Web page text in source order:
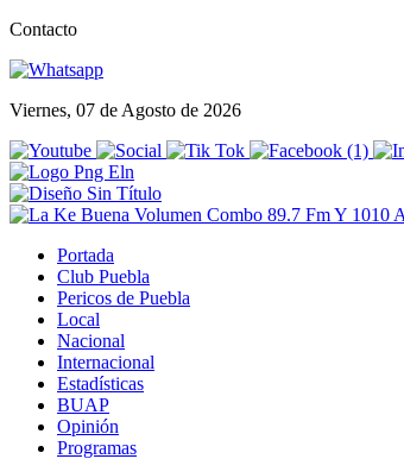
Contacto
Viernes, 07 de Agosto de 2026
Portada
Club Puebla
Pericos de Puebla
Local
Nacional
Internacional
Estadísticas
BUAP
Opinión
Programas